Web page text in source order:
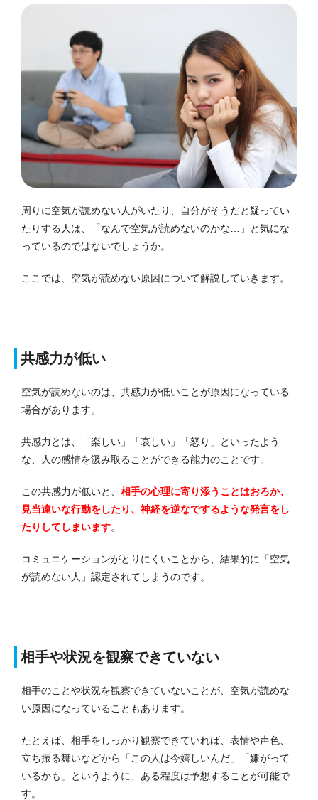
周りに空気が読めない人がいたり、自分がそうだと疑ってい
たりする人は、「なんで空気が読めないのかな…」と気にな
っているのではないでしょうか。
ここでは、空気が読めない原因について解説していきます。
共感力が低い
空気が読めないのは、共感力が低いことが原因になっている
場合があります。
共感力とは、「楽しい」「哀しい」「怒り」といったよう
な、人の感情を汲み取ることができる能力のことです。
この共感力が低いと、 相手の心理に寄り添うことはおろか、
見当違いな行動をしたり、神経を逆なでするような発言をし
たりしてしまいます。
コミュニケーションがとりにくいことから、結果的に「空気
が読めない人」認定されてしまうのです。
相手や状況を観察できていない
相手のことや状況を観察できていないことが、空気が読めな
い原因になっていることもあります。
たとえば、相手をしっかり観察できていれば、表情や声色、
立ち振る舞いなどから「この人は今嬉しいんだ」「嫌がって
いるかも」というように、ある程度は予想することが可能で
す。